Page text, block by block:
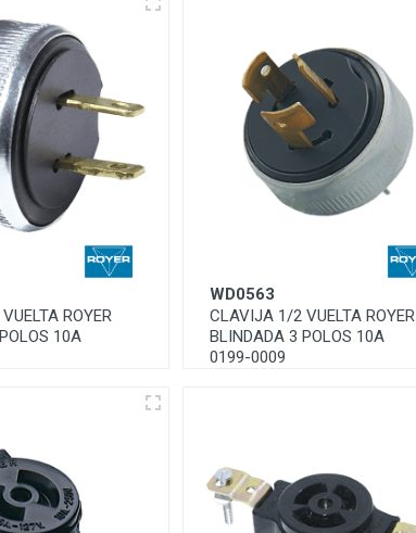
ROYER
10A
WD0563
CLAVIJA 1/2 VUELTA ROYER
BLINDADA 3 POLOS 10A
0199-0009